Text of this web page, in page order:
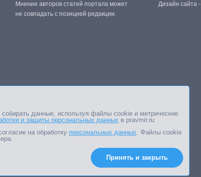
Мнение авторов статей портала может
не совпадать с позицией редакции.
Дизайн сайта -
данные, используя файлы cookie и метрические
и защиты персональных данных в pravmir.ru
на обработку персональных данных. Файлы cookie
Принять и закрыть